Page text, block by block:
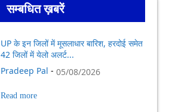
सम्बधित ख़बरें
UP के इन जिलों में मूसलाधार बारिश, हरदोई समेत
42 जिलों में येलो अलर्ट...
Pradeep Pal - 05/08/2026
Read more